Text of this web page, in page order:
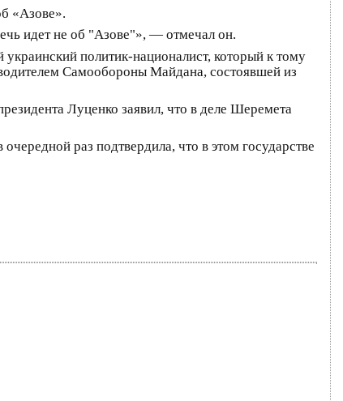
«Азове».
идет не об "Азове"», — отмечал он.
политик-националист, который к тому
Самообороны Майдана, состоявшей из
Луценко заявил, что в деле Шеремета
раз подтвердила, что в этом государстве